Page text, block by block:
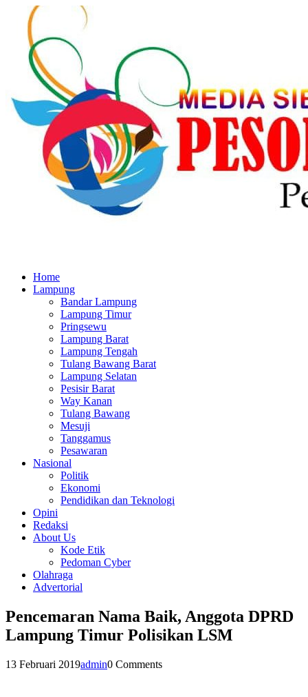
Home
Lampung
Bandar Lampung
Lampung Timur
Pringsewu
Lampung Barat
Lampung Tengah
Tulang Bawang Barat
Lampung Selatan
Pesisir Barat
Way Kanan
Tulang Bawang
Mesuji
Tanggamus
Pesawaran
Nasional
Politik
Ekonomi
Pendidikan dan Teknologi
Opini
Redaksi
About Us
Kode Etik
Pedoman Cyber
Olahraga
Advertorial
Pencemaran Nama Baik, Anggota DPRD
Lampung Timur Polisikan LSM
13 Februari 2019admin0 Comments